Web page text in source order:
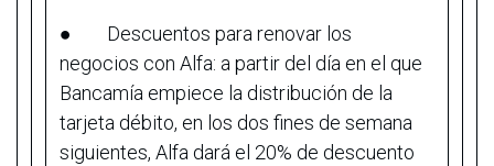
● Descuentos para renovar los
negocios con Alfa: a partir del día en el que
Bancamía empiece la distribución de la
tarjeta débito, en los dos fines de semana
siguientes, Alfa dará el 20% de descuento